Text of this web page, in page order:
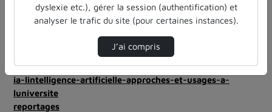
Filtres actifs (cliquer pour en retirer) :
robotique-intelligence-artificielle
sdun-videos-en-ligne
sdun-videos-en-ligne
ia-lintelligence-artificielle-approches-et-usages-a-
luniversite
ia-lintelligence-artificielle-approches-et-usages-a-
luniversite
reportages
dyslexie etc.), gérer la session (authentification) et
analyser le trafic du site (pour certaines instances).
J’ai compris